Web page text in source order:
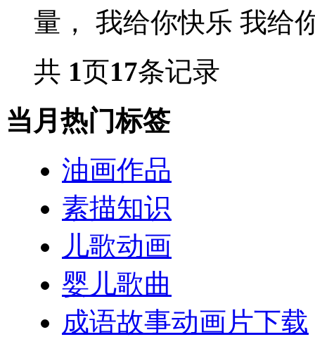
量， 我给你快乐 我给
共 1页17条记录
当月热门标签
油画作品
素描知识
儿歌动画
婴儿歌曲
成语故事动画片下载